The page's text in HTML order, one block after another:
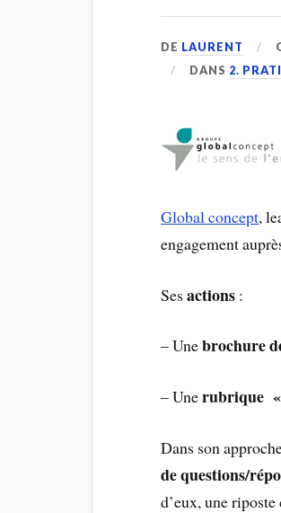
DE LAURENT
DANS 2.
Global concept,
engagement
Sesactions :
– Unebrochure
– Unerubrique «
Dans son
de questions/
d’eux, une